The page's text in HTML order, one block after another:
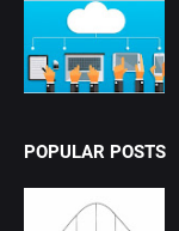
POPULAR POSTS